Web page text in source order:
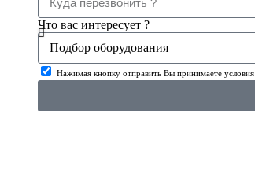
Что вас интересует ?
Нажимая кнопку отправить Вы принимаете условия